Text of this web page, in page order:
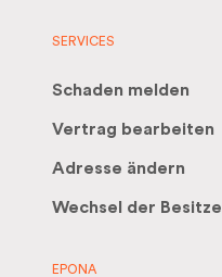
SERVICES
Schaden melden
Vertrag bearbeiten
Adresse ändern
Wechsel der
EPONA